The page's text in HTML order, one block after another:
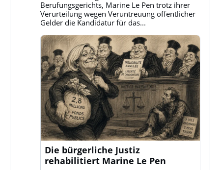
ansehenBerufungsgerichts, Marine Le Pen trotz ihrer
Verurteilung wegen Veruntreuung öffentlicher
Gelder die Kandidatur für das...
Die bürgerliche Justiz
rehabilitiert Marine Le Pen